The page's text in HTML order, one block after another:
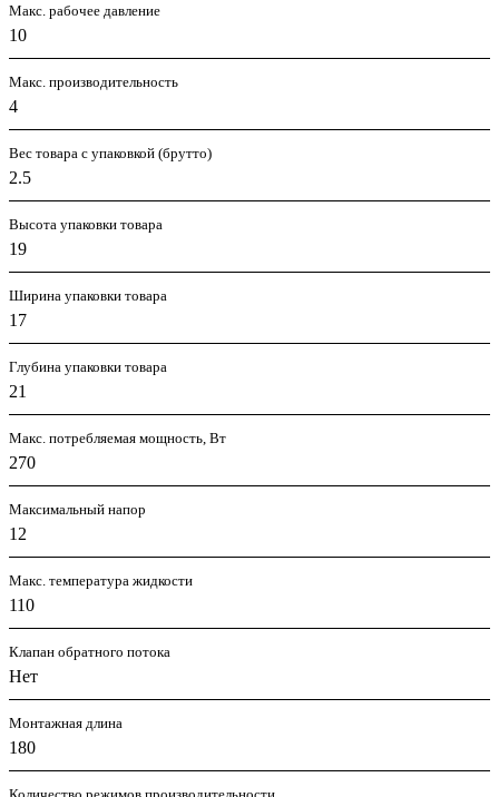
Макс. рабочее давление
10
Макс. производительность
4
Вес товара с упаковкой (брутто)
2.5
Высота упаковки товара
19
Ширина упаковки товара
17
Глубина упаковки товара
21
Макс. потребляемая мощность, Вт
270
Максимальный напор
12
Макс. температура жидкости
110
Клапан обратного потока
Нет
Монтажная длина
180